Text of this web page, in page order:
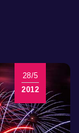
28/5
2012